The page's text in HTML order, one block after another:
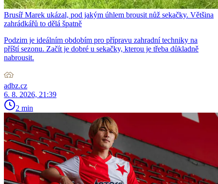
Brusíř Marek ukázal, pod jakým úhlem brousit nůž sekačky. Většina
zahrádkářů to dělá špatně
Podzim je ideálním obdobím pro přípravu zahradní techniky na
příští sezonu. Začít je dobré u sekačky, kterou je třeba důkladně
nabrousit.
adbz.cz
6. 8. 2026, 21:39
2 min